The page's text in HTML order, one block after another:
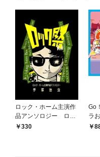
ロック・ホーム主演作
品アンソロジー ロッ
ク祭（フェスティバ
330
Go
ラ
い